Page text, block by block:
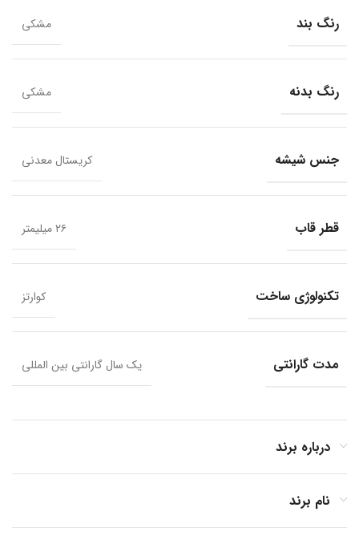
رنگ بند مشکی
رنگ بدنه مشکی
جنس شیشه کریستال معدنی
قطر قاب ۲۶ میلیمتر
تکنولوژی ساخت کوارتز
مدت گارانتی یک سال گارانتی بین المللی
درباره برند
نام برند